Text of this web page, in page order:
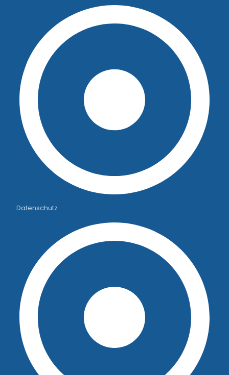
Datenschutz